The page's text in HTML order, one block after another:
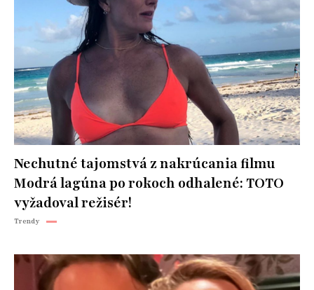
Nechutné tajomstvá z nakrúcania filmu
Modrá lagúna po rokoch odhalené: TOTO
vyžadoval režisér!
Trendy